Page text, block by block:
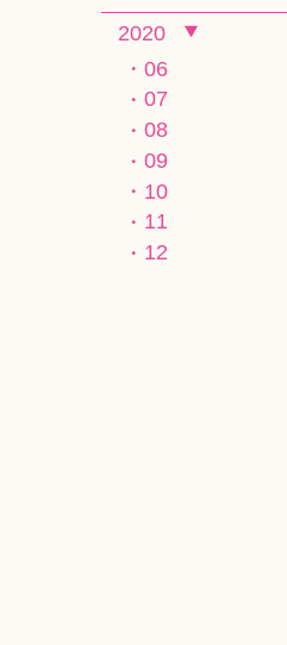
2020
06
07
08
09
10
11
12